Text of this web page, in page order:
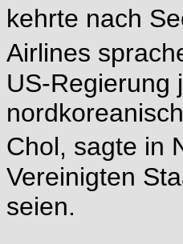
kehrte nach
Airlines
US-Regierung
Chol, sagte in
Vereinigten
seien.